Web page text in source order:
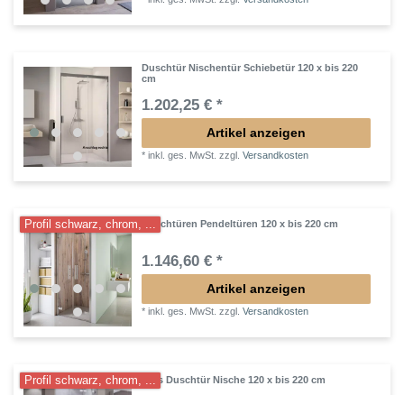
Duschtür Nischentür Schiebetür 120 x bis 220
cm
1.202,25 € *
Artikel anzeigen
*inkl. ges. MwSt. zzgl.Versandkosten
Profil schwarz, chrom, ...Duschtüren Pendeltüren 120 x bis 220 cm
1.146,60 € *
Artikel anzeigen
*inkl. ges. MwSt. zzgl.Versandkosten
Profil schwarz, chrom, ...Glas Duschtür Nische 120 x bis 220 cm